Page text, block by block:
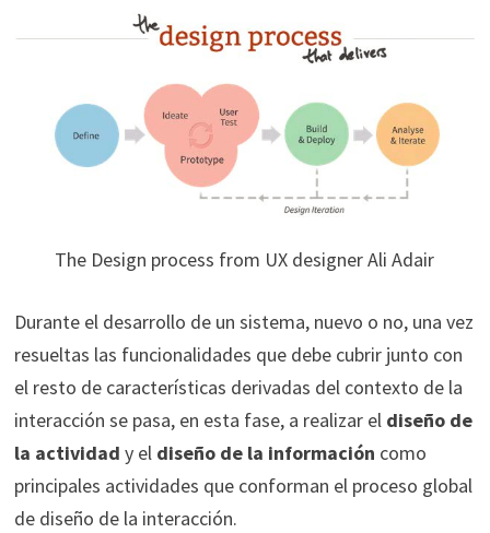
The Design process from UX designer Ali Adair
Durante el desarrollo de un sistema, nuevo o no, una vez
resueltas las funcionalidades que debe cubrir junto con
el resto de características derivadas del contexto de la
interacción se pasa, en esta fase, a realizar el diseño de
la actividad y el diseño de la información como
principales actividades que conforman el proceso global
de diseño de la interacción.